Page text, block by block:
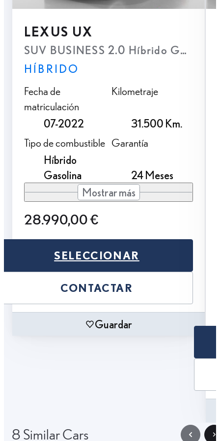
LEXUS UX
SUV BUSINESS 2.0 Híbrido
HÍBRIDO
Fecha de
matriculación
07-2022
Kilometraje
31.500 Km.
Tipo de combustible
Híbrido
Gasolina
Garantía
24 Meses
Mostrar más
28.990,00 €
SELECCIONAR
CONTACTAR
Guardar
8 Similar Cars